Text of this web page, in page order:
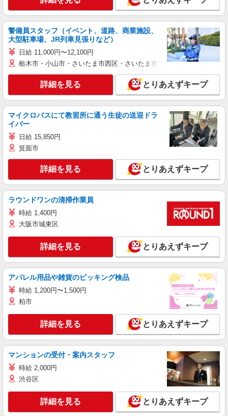
警備員スタッフ（イベント、道路、商業施設、
大型駐車場、JR列車見張りなど）
日給 11,000円〜12,100円
栃木市・小山市・さいたま市西区・さいたま市岩槻区・久喜市・蓮田
詳細を見る とりあえずキープ
マイクロバスにて教習所に通う生徒の送迎ドラ
イバー
日給 15,850円
箕面市
詳細を見る とりあえずキープ
ラウンドワンの清掃作業員
時給 1,400円
大阪市城東区
詳細を見る とりあえずキープ
アパレル用品や雑貨のピッキング検品
時給 1,200円〜1,500円
柏市
詳細を見る とりあえずキープ
マンションの受付・案内スタッフ
時給 2,000円
渋谷区
詳細を見る とりあえずキープ